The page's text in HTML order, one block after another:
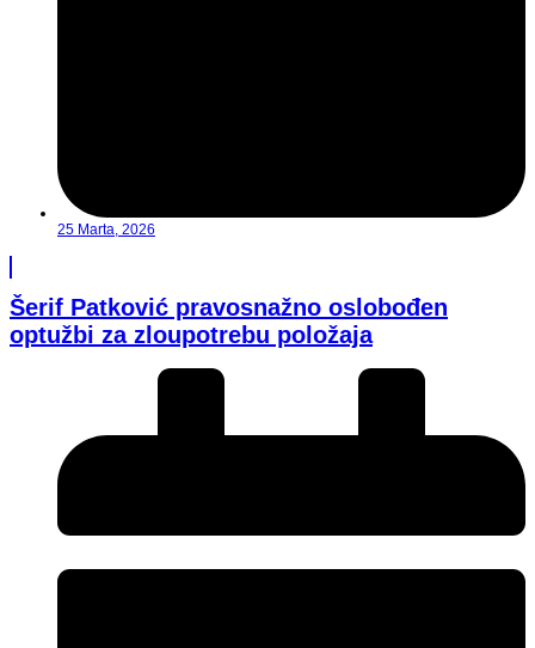
25 Marta, 2026
Šerif Patković pravosnažno oslobođen
optužbi za zloupotrebu položaja